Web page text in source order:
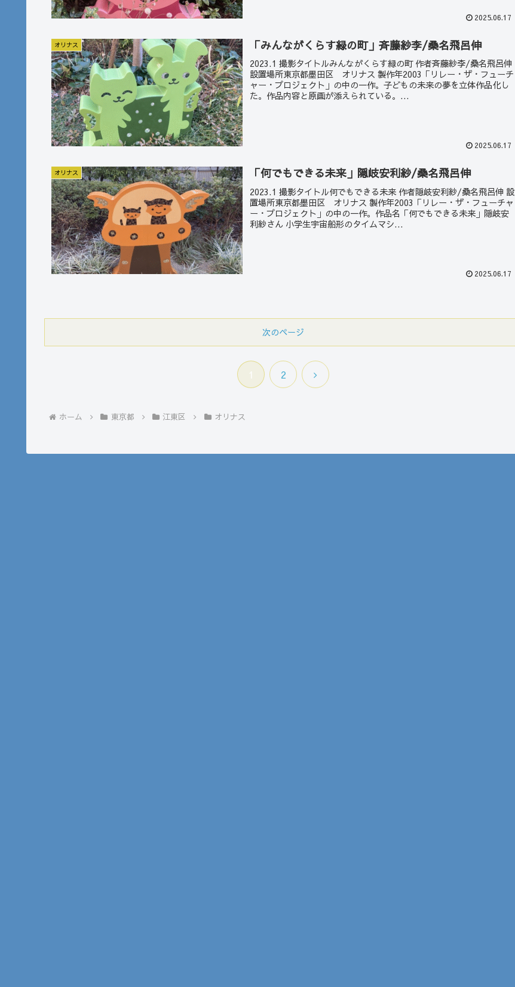
2025.06.17
オリナス 「みんながくらす緑の町」斉藤紗李/桑名飛呂伸
2023.1 撮影タイトルみんながくらす緑の町 作者斉藤紗李/桑名飛呂伸
設置場所東京都墨田区 オリナス 製作年2003「リレー・ザ・フューチ
ャー・プロジェクト」の中の一作。子どもの未来の夢を立体作品化し
た。作品内容と原画が添えられている。...
2025.06.17
オリナス 「何でもできる未来」隠岐安利紗/桑名飛呂伸
2023.1 撮影タイトル何でもできる未来 作者隠岐安利紗/桑名飛呂伸 設
置場所東京都墨田区 オリナス 製作年2003「リレー・ザ・フューチャ
ー・プロジェクト」の中の一作。作品名「何でもできる未来」隠岐安
利紗さん 小学生宇宙船形のタイムマシ...
2025.06.17
次のページ
1 2
次
ホーム 東京都 江東区 オリナス